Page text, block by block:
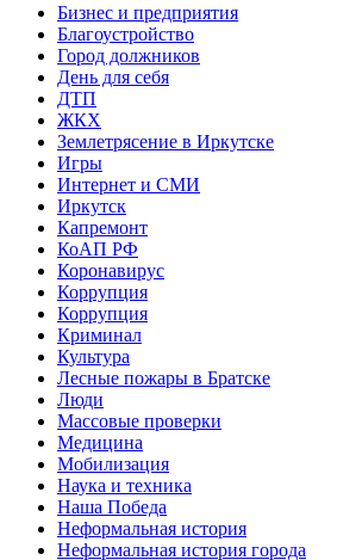
Бизнес и предприятия
Благоустройство
Город должников
День для себя
ДТП
ЖКХ
Землетрясение в Иркутске
Игры
Интернет и СМИ
Иркутск
Капремонт
КоАП РФ
Коронавирус
Коррупция
Коррупция
Криминал
Культура
Лесные пожары в Братске
Люди
Массовые проверки
Медицина
Мобилизация
Наука и техника
Наша Победа
Неформальная история
Неформальная история города